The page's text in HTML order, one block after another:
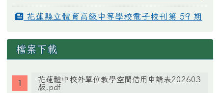
花蓮縣立體育高級中等學校電子校刊第 59 期
檔案下載
花蓮體中校外單位教學空間借用申請表202603
版.pdf